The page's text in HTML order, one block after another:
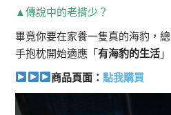
▲傳說中的老揹少？
畢竟你要在家養一隻真的海豹，
手抱枕開始適應「有海豹的生活
商品頁面： 點我購買